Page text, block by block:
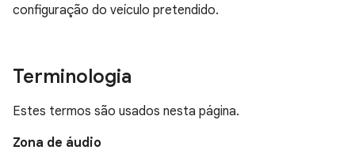
configuração do veículo pretendido.
Terminologia
Estes termos são usados nesta página.
Zona de áudio